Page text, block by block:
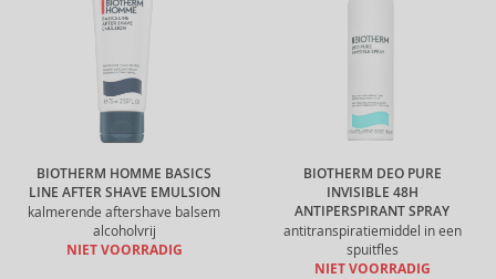
BIOTHERM HOMME BASICS
LINE AFTER SHAVE EMULSION
kalmerende aftershave balsem
alcoholvrij
NIET VOORRADIG
BIOTHERM DEO PURE
INVISIBLE 48H
ANTIPERSPIRANT SPRAY
antitranspiratiemiddel in een
spuitfles
NIET VOORRADIG